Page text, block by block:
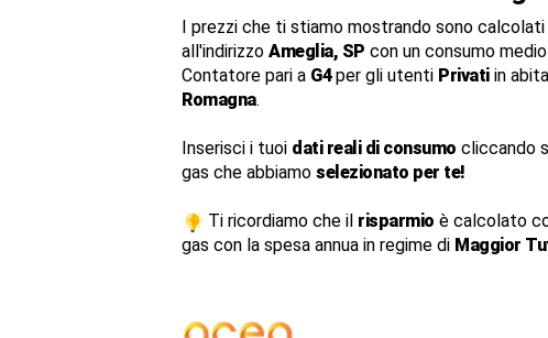
I prezzi che ti stiamo mostrando sono
all'indirizzo Ameglia, SP con un consumo
Contatore pari a G4per gli utenti Privatiin
Romagna.
Inserisci i tuoi dati reali di consumo cliccando
gas che abbiamo selezionato per te!
Ti ricordiamo che il risparmio è calcolato
gas con la spesa annua in regime di Maggior